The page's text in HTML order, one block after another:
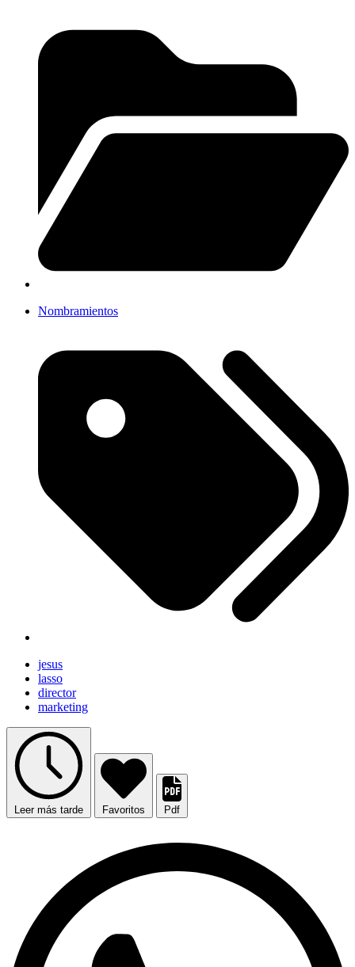
Nombramientos
jesus
lasso
director
marketing
Leer más tarde Favoritos Pdf